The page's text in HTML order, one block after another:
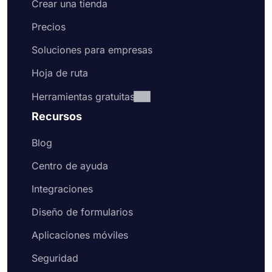
solicitud en línea:
Seleccione una plantilla de formulario
Agregue preguntas de elección o campos de
texto para hacer sus preguntas, o edite las
preguntas existentes
Agregue el logotipo de su organización a
Habilite la página de bienvenida para dar la
explicarles lo que deben hacer para
presentar su solicitud.
Dirígete a la pestaña de diseño y cambia el
aspecto de tu formulario de solicitud.
o insértelo en su sitio web
Comience con plantillas gratuitas
Crear una tienda
Precios
Soluciones para empresas
Hoja de ruta
Herramientas gratuitas
Recursos
Blog
Centro de ayuda
Integraciones
Diseño de formularios
Aplicaciones móviles
Seguridad